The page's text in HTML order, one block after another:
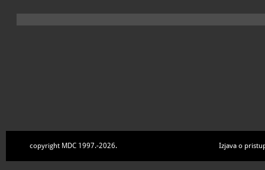
copyright MDC 1997.-2026. Izjava o